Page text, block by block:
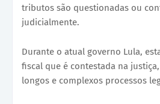
tributos são questionadas ou
judicialmente.
Durante o atual governo Lula,
fiscal que é contestada na
longos e complexos processos